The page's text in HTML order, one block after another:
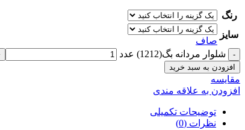
رنگ
سایز
صاف
شلوار مردانه بگ(1212) عدد
افزودن به سبد خرید
مقايسه
افزودن به علاقه مندی
توضیحات تکمیلی
نظرات (0)